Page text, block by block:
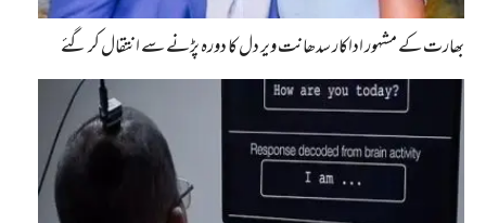
بھارت کے مشہور اداکار سدھانت ویر دل کا دورہ پڑنے سے انتقال کر گئے